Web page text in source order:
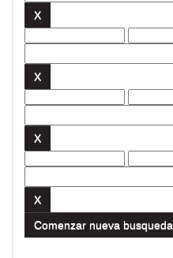
Comenzar nueva busqueda